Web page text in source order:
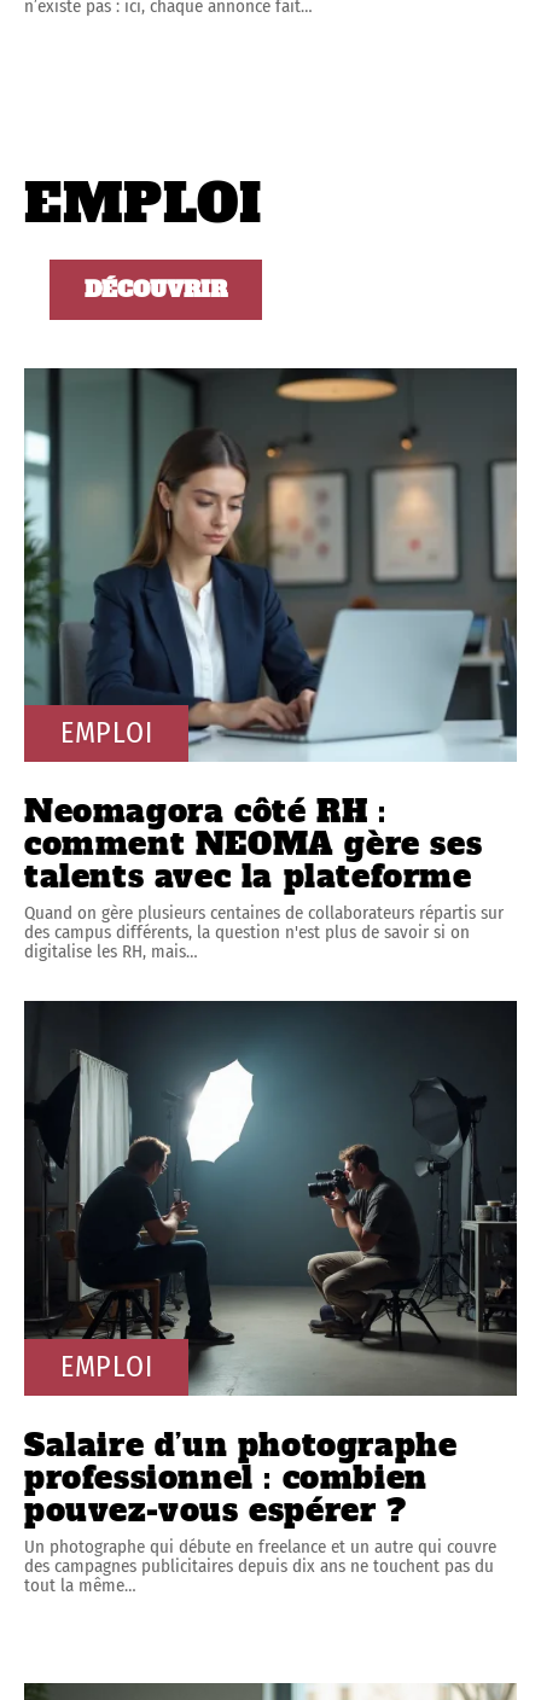
n’existe pas : ici, chaque annonce fait…
EMPLOI
DÉCOUVRIR
EMPLOI
Neomagora côté RH :
comment NEOMA gère ses
talents avec la plateforme
Quand on gère plusieurs centaines de collaborateurs répartis sur
des campus différents, la question n'est plus de savoir si on
digitalise les RH, mais…
EMPLOI
Salaire d’un photographe
professionnel : combien
pouvez-vous espérer ?
Un photographe qui débute en freelance et un autre qui couvre
des campagnes publicitaires depuis dix ans ne touchent pas du
tout la même…